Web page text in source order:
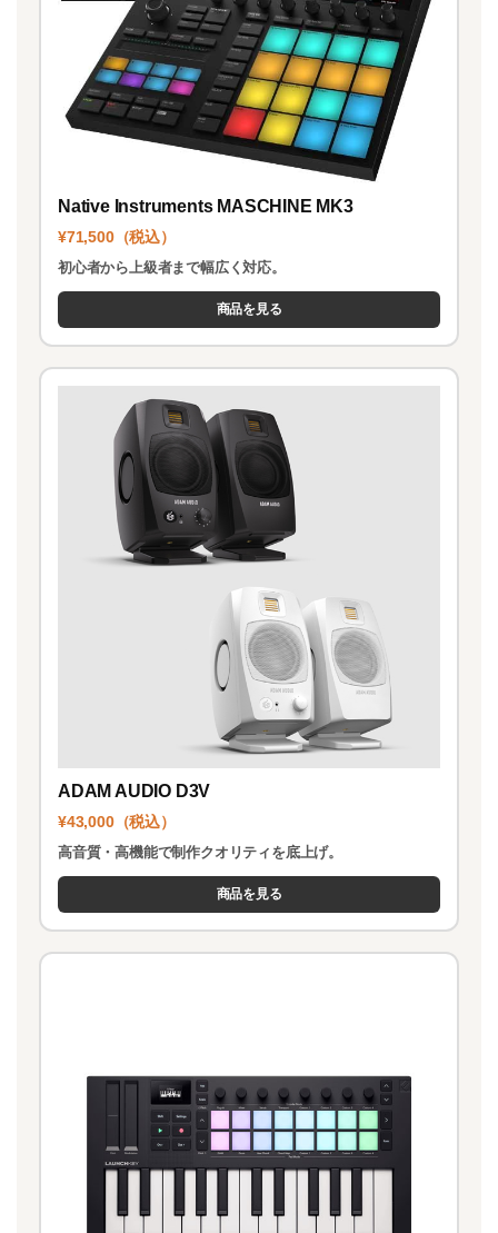
Native Instruments MASCHINE MK3
¥71,500（税込）
初心者から上級者まで幅広く対応。
商品を見る
ADAM AUDIO D3V
¥43,000（税込）
高音質・高機能で制作クオリティを底上げ。
商品を見る